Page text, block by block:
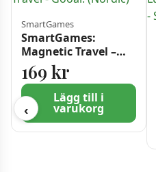
‹
SmartGames
SmartGames:
Magnetic Travel –
Gooal! (Nordic)
169 kr
Lägg till i
varukorg